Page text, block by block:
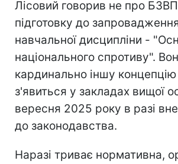
Лісовий говорив не про
підготовку до
навчальної дисципліни -
національного спротиву".
кардинально іншу
з'явиться у закладах вищої
вересня 2025 року в разі
до законодавства.
Наразі триває нормативна,